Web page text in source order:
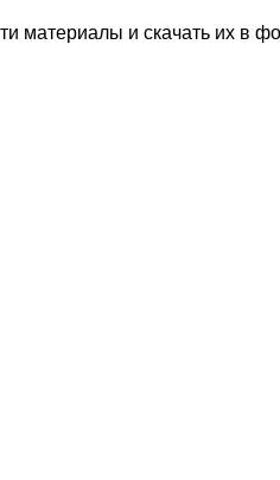
материалы и скачать их в